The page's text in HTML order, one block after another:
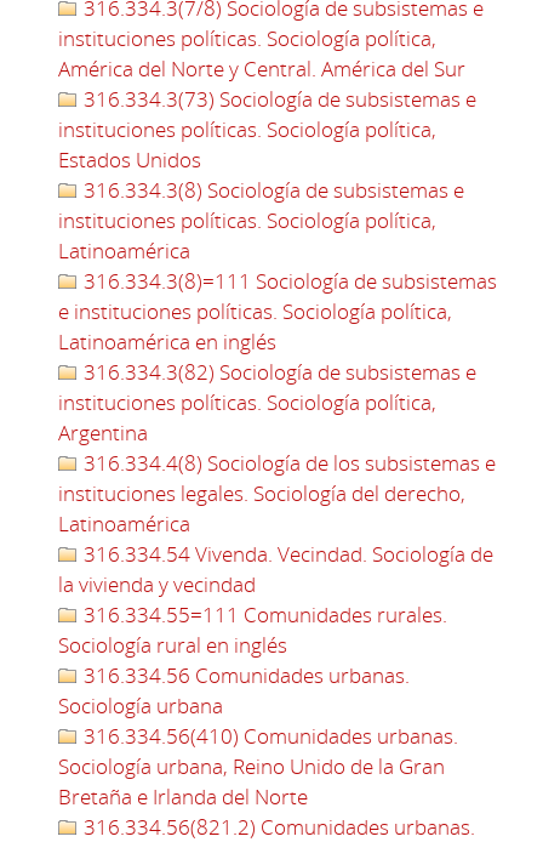
316.334.3(7/8) Sociología de subsistemas e
instituciones políticas. Sociología política,
América del Norte y Central. América del Sur
316.334.3(73) Sociología de subsistemas e
instituciones políticas. Sociología política,
Estados Unidos
316.334.3(8) Sociología de subsistemas e
instituciones políticas. Sociología política,
Latinoamérica
316.334.3(8)=111 Sociología de subsistemas
e instituciones políticas. Sociología política,
Latinoamérica en inglés
316.334.3(82) Sociología de subsistemas e
instituciones políticas. Sociología política,
Argentina
316.334.4(8) Sociología de los subsistemas e
instituciones legales. Sociología del derecho,
Latinoamérica
316.334.54 Vivenda. Vecindad. Sociología de
la vivienda y vecindad
316.334.55=111 Comunidades rurales.
Sociología rural en inglés
316.334.56 Comunidades urbanas.
Sociología urbana
316.334.56(410) Comunidades urbanas.
Sociología urbana, Reino Unido de la Gran
Bretaña e Irlanda del Norte
316.334.56(821.2) Comunidades urbanas.